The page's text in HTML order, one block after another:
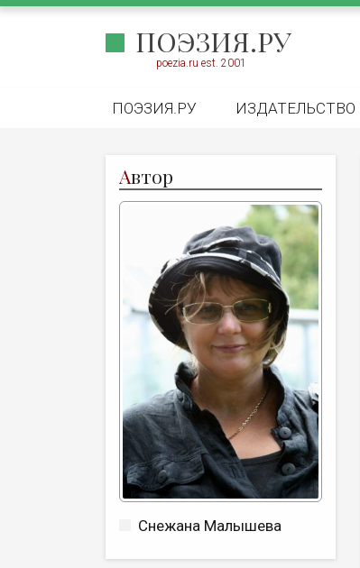
ПОЭЗИЯ.РУ
poezia.ru est. 2001
ПОЭЗИЯ.РУ ИЗДАТЕЛЬСТВО
Автор
Снежана Малышева